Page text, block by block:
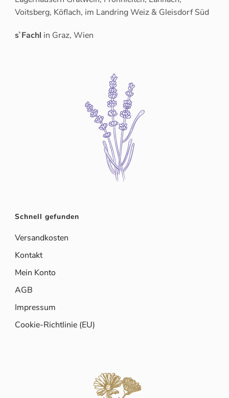
Voitsberg, Köflach, im Landring Weiz & Gleisdorf Süd
s`Fachl in Graz, Wien
Schnell gefunden
Versandkosten
Kontakt
Mein Konto
AGB
Impressum
Cookie-Richtlinie (EU)